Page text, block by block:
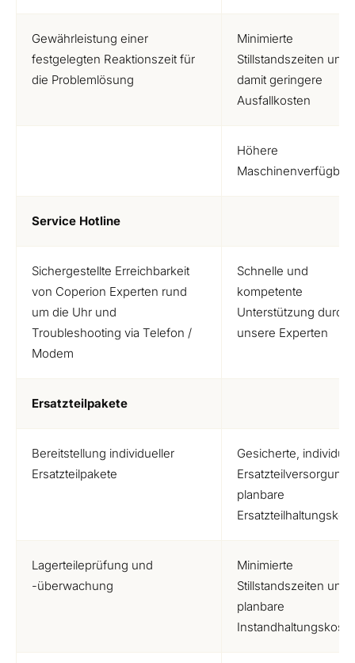
Gewährleistung einer
festgelegten Reaktionszeit für
die Problemlösung
Minimierte
Stillstandszeiten und
damit geringere
Ausfallkosten
Höhere
Service Hotline
Sichergestellte Erreichbarkeit
von Coperion Experten rund
um die Uhr und
Troubleshooting via Telefon /
Modem
Schnelle und
kompetente
Unterstützung durch
unsere Experten
Ersatzteilpakete
Bereitstellung individueller
Ersatzteilpakete
Gesicherte,
Ersatzteilversorgung
planbare
Lagerteileprüfung und
-überwachung
Minimierte
Stillstandszeiten und
planbare